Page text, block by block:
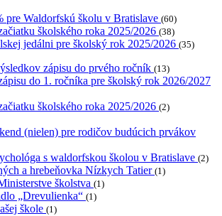
pre Waldorfskú školu v Bratislave (60)
školského roka 2025/2026 (38)
jedálni pre školský rok 2025/2026 (35)
zápisu do prvého ročník (13)
do 1. ročníka pre školský rok 2026/2027
školského roka 2025/2026 (2)
(nielen) pre rodičov budúcich prvákov
s waldorfskou školou v Bratislave (2)
a hrebeňovka Nízkych Tatier (1)
školstva (1)
„Drevulienka“ (1)
škole (1)